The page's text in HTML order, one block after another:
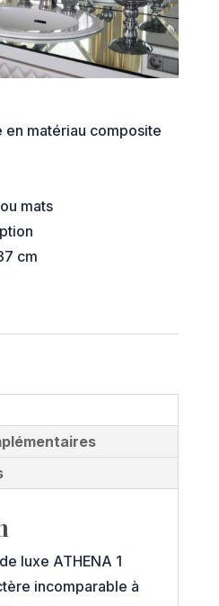
en matériau composite
mats
cm
luxe ATHENA 1
incomparable à